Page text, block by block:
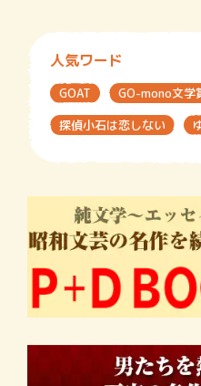
人気ワード
GOAT GO-mono文学
探偵小石は恋しない